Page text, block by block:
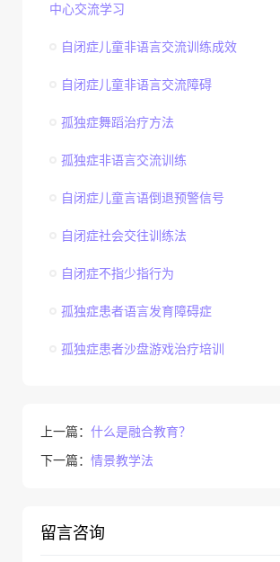
中心交流学习
自闭症儿童非语言交流训练成效
自闭症儿童非语言交流障碍
孤独症舞蹈治疗方法
孤独症非语言交流训练
自闭症儿童言语倒退预警信号
自闭症社会交往训练法
自闭症不指少指行为
孤独症患者语言发育障碍症
孤独症患者沙盘游戏治疗培训
上一篇： 什么是融合教育？
下一篇： 情景教学法
留言咨询